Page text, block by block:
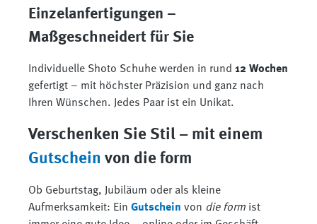
Einzelanfertigungen –
Maßgeschneidert für Sie
Individuelle Shoto Schuhe werden in rund 12 Wochen
gefertigt – mit höchster Präzision und ganz nach
Ihren Wünschen. Jedes Paar ist ein Unikat.
Verschenken Sie Stil – mit einem
Gutschein von die form
Ob Geburtstag, Jubiläum oder als kleine
Aufmerksamkeit: Ein Gutschein von die form ist